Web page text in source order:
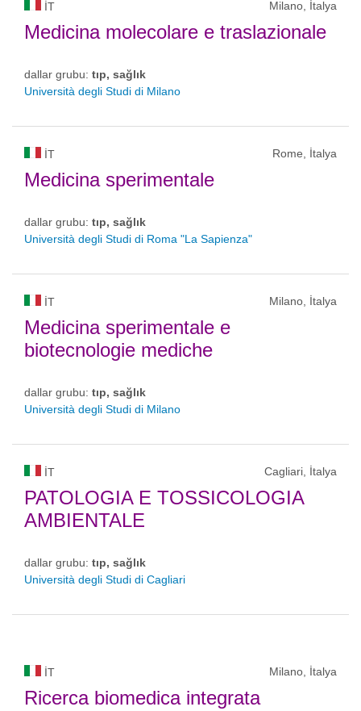
IT Milano, İtalya
Medicina molecolare e traslazionale
dallar grubu: tıp, sağlık
Università degli Studi di Milano
IT Rome, İtalya
Medicina sperimentale
dallar grubu: tıp, sağlık
Università degli Studi di Roma "La Sapienza"
IT Milano, İtalya
Medicina sperimentale e
biotecnologie mediche
dallar grubu: tıp, sağlık
Università degli Studi di Milano
IT Cagliari, İtalya
PATOLOGIA E TOSSICOLOGIA
AMBIENTALE
dallar grubu: tıp, sağlık
Università degli Studi di Cagliari
IT Milano, İtalya
Ricerca biomedica integrata